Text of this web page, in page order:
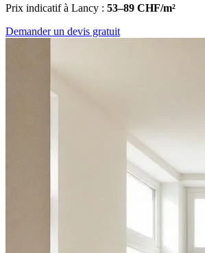
Prix indicatif à Lancy : 53–89 CHF/m²
Demander un devis gratuit